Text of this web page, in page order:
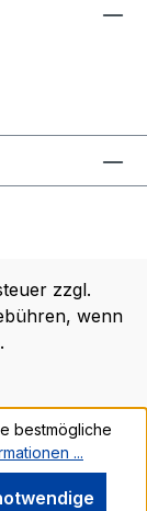
zzgl.
wenn
bestmögliche
...